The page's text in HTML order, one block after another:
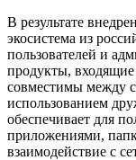
В результате
экосистема из
пользователей и
продукты,
совместимы между
использованием
обеспечивает для
приложениями,
взаимодействие с